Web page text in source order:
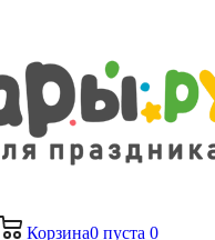
Корзина0 пуста 0